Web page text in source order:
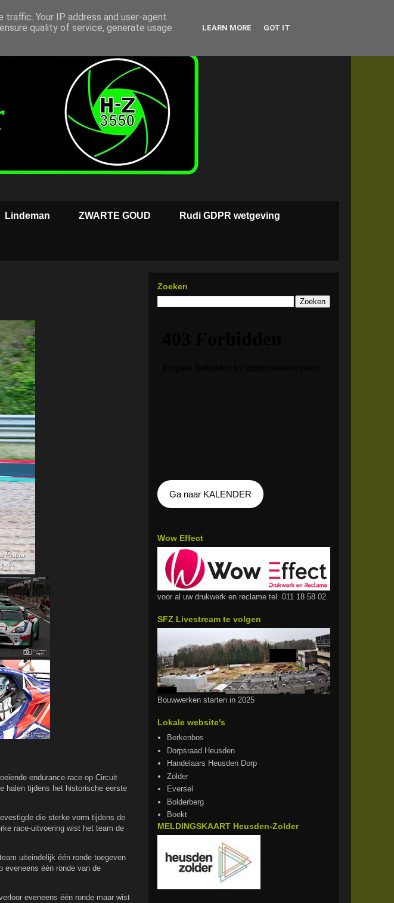
Lindeman ZWARTE GOUD Rudi GDPR wetgeving
endurance-race op Circuit
halen tijdens het historische eerste
die sterke vorm tijdens de
race-uitvoering wist het team de
uiteindelijk één ronde toegeven
eveneens één ronde van de
eveneens één ronde maar wist
Zoeken
Ga naar KALENDER
Wow Effect
voor al uw drukwerk en reclame tel. 011 18 58 02
SFZ Livestream te volgen
Bouwwerken starten in 2025
Lokale website's
Berkenbos
Dorpsraad Heusden
Handelaars Heusden Dorp
Zolder
Eversel
Bolderberg
Boekt
MELDINGSKAART Heusden-Zolder
Your IP address and user-agent
quality of service, generate usage
LEARN MORE GOT IT